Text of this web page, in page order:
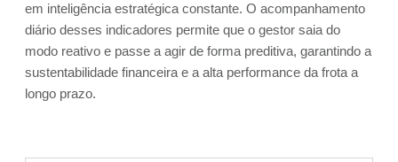
em inteligência estratégica constante. O acompanhamento
diário desses indicadores permite que o gestor saia do
modo reativo e passe a agir de forma preditiva, garantindo a
sustentabilidade financeira e a alta performance da frota a
longo prazo.